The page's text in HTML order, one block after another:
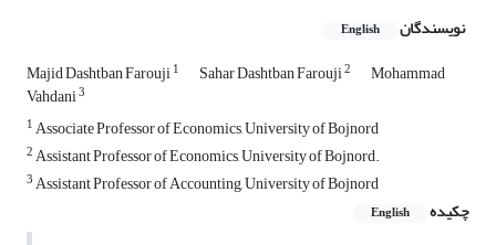
نویسندگان English
Majid Dashtban Farouji1 Sahar Dashtban Farouji2 Mohammad
Vahdani3
1Associate Professor of Economics, University of Bojnord
2Assistant Professor of Economics, University of Bojnord.
3Assistant Professor of Accounting, University of Bojnord
چکیده
English